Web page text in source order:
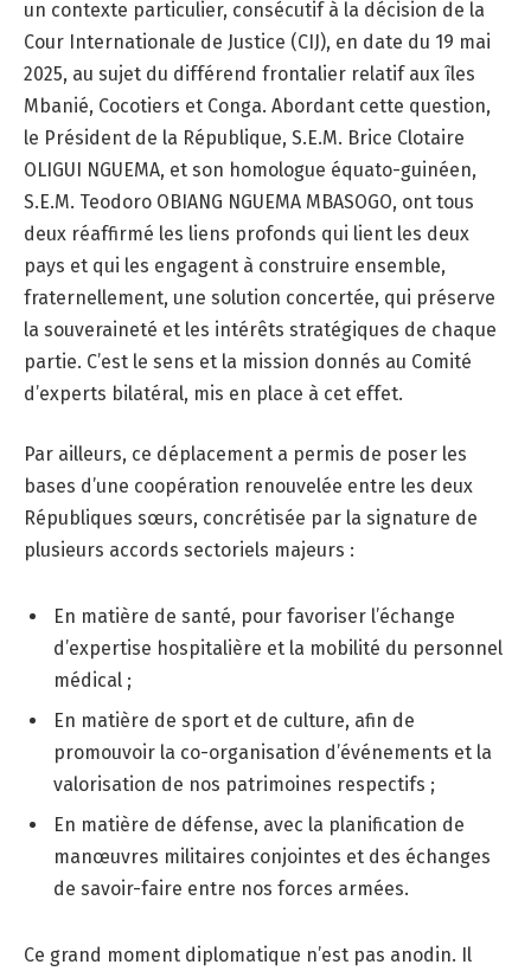
un contexte particulier, consécutif à la décision de la
Cour Internationale de Justice (CIJ), en date du 19 mai
2025, au sujet du différend frontalier relatif aux îles
Mbanié, Cocotiers et Conga. Abordant cette question,
le Président de la République, S.E.M. Brice Clotaire
OLIGUI NGUEMA, et son homologue équato-guinéen,
S.E.M. Teodoro OBIANG NGUEMA MBASOGO, ont tous
deux réaffirmé les liens profonds qui lient les deux
pays et qui les engagent à construire ensemble,
fraternellement, une solution concertée, qui préserve
la souveraineté et les intérêts stratégiques de chaque
partie. C’est le sens et la mission donnés au Comité
d’experts bilatéral, mis en place à cet effet.
Par ailleurs, ce déplacement a permis de poser les
bases d’une coopération renouvelée entre les deux
Républiques sœurs, concrétisée par la signature de
plusieurs accords sectoriels majeurs :
En matière de santé, pour favoriser l’échange
d’expertise hospitalière et la mobilité du personnel
médical ;
En matière de sport et de culture, afin de
promouvoir la co-organisation d’événements et la
valorisation de nos patrimoines respectifs ;
En matière de défense, avec la planification de
manœuvres militaires conjointes et des échanges
de savoir-faire entre nos forces armées.
Ce grand moment diplomatique n’est pas anodin. Il